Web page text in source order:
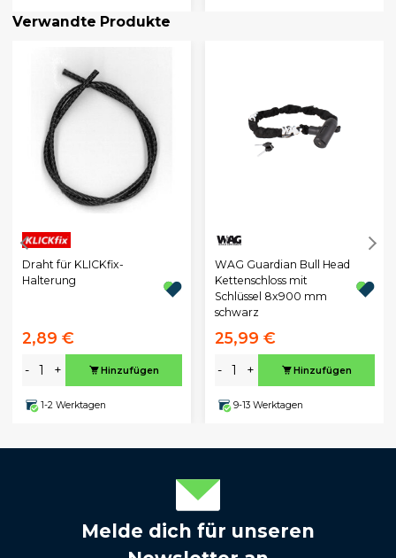
Verwandte Produkte
Draht für KLICKfix-
Halterung
2,89 €
- + Hinzufügen
1-2 Werktagen
WAG Guardian Bull Head
Kettenschloss mit
Schlüssel 8x900 mm
schwarz
25,99 €
- + Hinzufügen
9-13 Werktagen
Melde dich für unseren